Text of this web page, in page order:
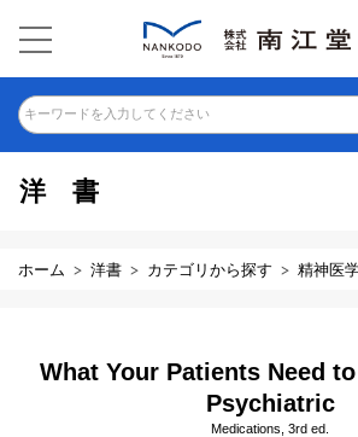
キーワードを入力してください
洋書
ホーム 洋書 カテゴリから探す 精神医
What Your Patients Need
Psychiatric
Medications, 3rd ed.